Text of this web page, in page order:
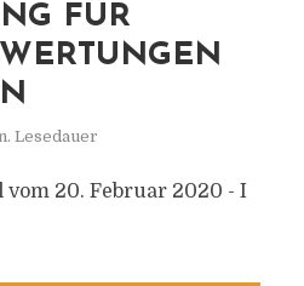
FÜR
Lesedauer
20. Februar 2020 - I